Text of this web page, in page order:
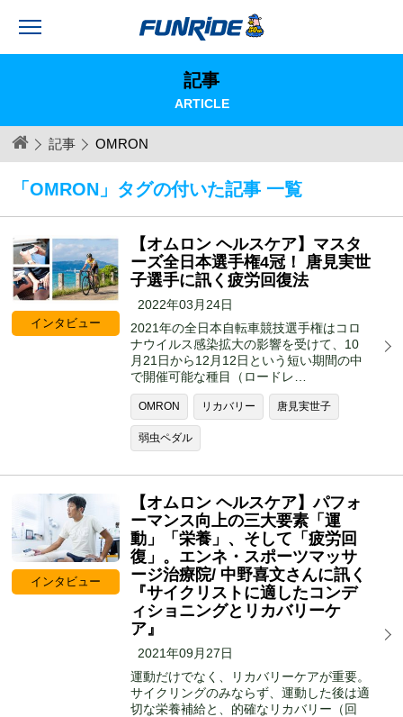
記事
ARTICLE
記事 OMRON
「OMRON」タグの付いた記事 一覧
インタビュー
【オムロン ヘルスケア】マスタ
ーズ全日本選手権4冠！ 唐見実世
子選手に訊く疲労回復法
2022年03月24日
2021年の全日本自転車競技選手権はコロ
ナウイルス感染拡大の影響を受けて、10
月21日から12月12日という短い期間の中
で開催可能な種目（ロードレ…
OMRON リカバリー 唐見実世子
弱虫ペダル
インタビュー
【オムロン ヘルスケア】パフォ
ーマンス向上の三大要素「運
動」「栄養」、そして「疲労回
復」。エンネ・スポーツマッサ
ージ治療院/ 中野喜文さんに訊く
『サイクリストに適したコンデ
ィショニングとリカバリーケ
ア』
2021年09月27日
運動だけでなく、リカバリーケアが重要。
サイクリングのみならず、運動した後は適
切な栄養補給と、的確なリカバリー（回